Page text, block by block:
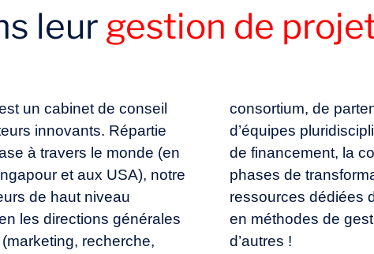
leur gestion de
un cabinet de conseil
innovants. Répartie
à travers le monde (en
et aux USA), notre
de haut niveau
les directions générales
recherche,
consortium, de
d’équipes
de financement, la
phases de
ressources dédiées
en méthodes de
d’autres !